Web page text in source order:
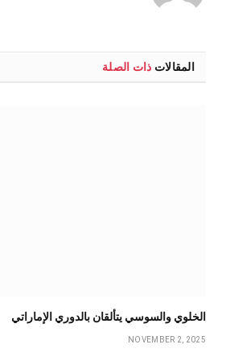
المقالات ذات الصلة
الخلوي والسوسي يتألقان بالدوري الإماراتي
NOVEMBER 2, 2025